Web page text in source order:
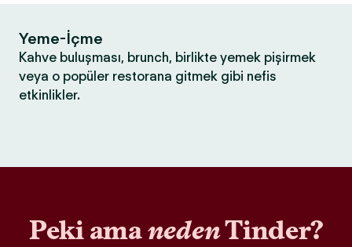
Yeme-İçme
Kahve buluşması, brunch, birlikte yemek pişirmek
veya o popüler restorana gitmek gibi nefis
etkinlikler.
Peki amanedenTinder?